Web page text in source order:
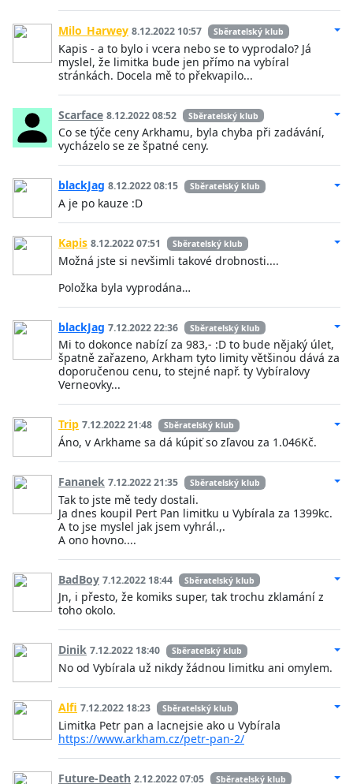
Milo_Harwey 8.12.2022 10:57 Sběratelský klub
Kapis - a to bylo i vcera nebo se to vyprodalo? Já
myslel, že limitka bude jen přímo na vybíral
stránkách. Docela mě to překvapilo...
Scarface 8.12.2022 08:52 Sběratelský klub
Co se týče ceny Arkhamu, byla chyba při zadávání,
vycházelo se ze špatné ceny.
blackJag 8.12.2022 08:15 Sběratelský klub
A je po kauze :D
Kapis 8.12.2022 07:51 Sběratelský klub
Možná jste si nevšimli takové drobnosti....
Položka byla vyprodána…
blackJag 7.12.2022 22:36 Sběratelský klub
Mi to dokonce nabízí za 983,- :D to bude nějaký úlet,
špatně zařazeno, Arkham tyto limity většinou dává za
doporučenou cenu, to stejné např. ty Vybíralovy
Verneovky...
Trip 7.12.2022 21:48 Sběratelský klub
Áno, v Arkhame sa dá kúpiť so zľavou za 1.046Kč.
Fananek 7.12.2022 21:35 Sběratelský klub
Tak to jste mě tedy dostali.
Ja dnes koupil Pert Pan limitku u Vybírala za 1399kc.
A to jse myslel jak jsem vyhrál.,.
A ono hovno....
BadBoy 7.12.2022 18:44 Sběratelský klub
Jn, i přesto, že komiks super, tak trochu zklamání z
toho okolo.
Dinik 7.12.2022 18:40 Sběratelský klub
No od Vybírala už nikdy žádnou limitku ani omylem.
Alfi 7.12.2022 18:23 Sběratelský klub
Limitka Petr pan a lacnejsie ako u Vybírala
https://www.arkham.cz/petr-pan-2/
Future-Death 2.12.2022 07:05 Sběratelský klub